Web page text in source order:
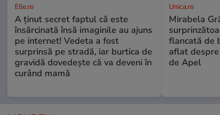
Elle.ro
A ținut secret faptul că este
însărcinată însă imaginile au ajuns
pe internet! Vedeta a fost
surprinsă pe stradă, iar burtica de
gravidă dovedește că va deveni în
curând mamă
Unica.ro
Mirabela
flancată de
aflat
de Apel